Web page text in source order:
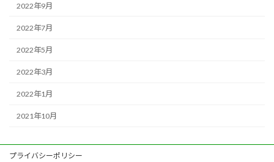
2022年9月
2022年7月
2022年5月
2022年3月
2022年1月
2021年10月
プライバシーポリシー